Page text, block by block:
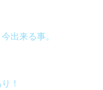
出来る事。
！